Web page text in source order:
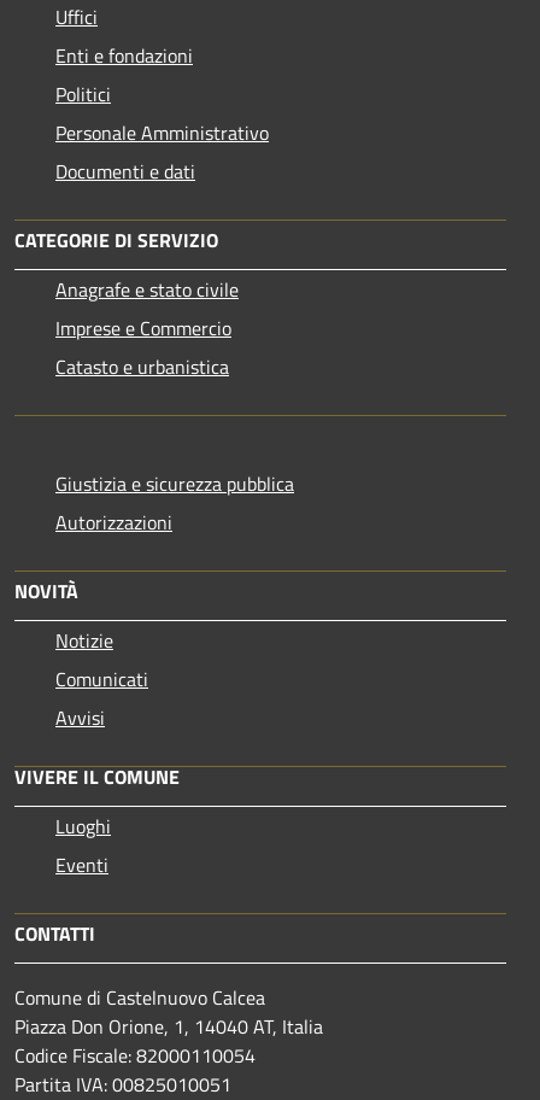
Uffici
Enti e fondazioni
Politici
Personale Amministrativo
Documenti e dati
CATEGORIE DI SERVIZIO
Anagrafe e stato civile
Imprese e Commercio
Catasto e urbanistica
Giustizia e sicurezza pubblica
Autorizzazioni
NOVITÀ
Notizie
Comunicati
Avvisi
VIVERE IL COMUNE
Luoghi
Eventi
CONTATTI
Comune di Castelnuovo Calcea
Piazza Don Orione, 1, 14040 AT, Italia
Codice Fiscale: 82000110054
Partita IVA: 00825010051